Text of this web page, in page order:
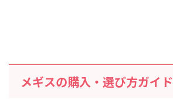
メギスの購入・選び方ガイド